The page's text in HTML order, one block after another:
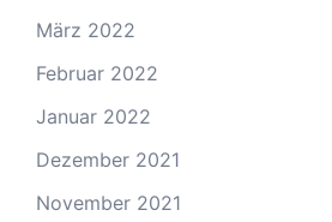
März 2022
Februar 2022
Januar 2022
Dezember 2021
November 2021